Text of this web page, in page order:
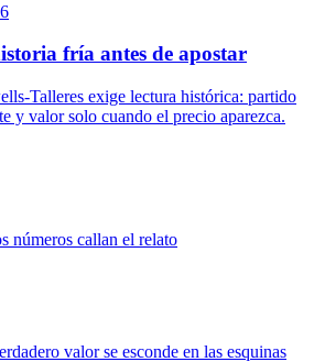
fría antes de apostar
Talleres exige lectura histórica: partido
y valor solo cuando el precio aparezca.
números callan el relato
valor se esconde en las esquinas